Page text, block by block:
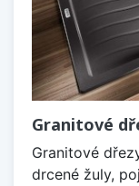
Granitové
Granitové
drcené žuly,